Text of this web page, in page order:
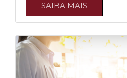
SAIBA MAIS